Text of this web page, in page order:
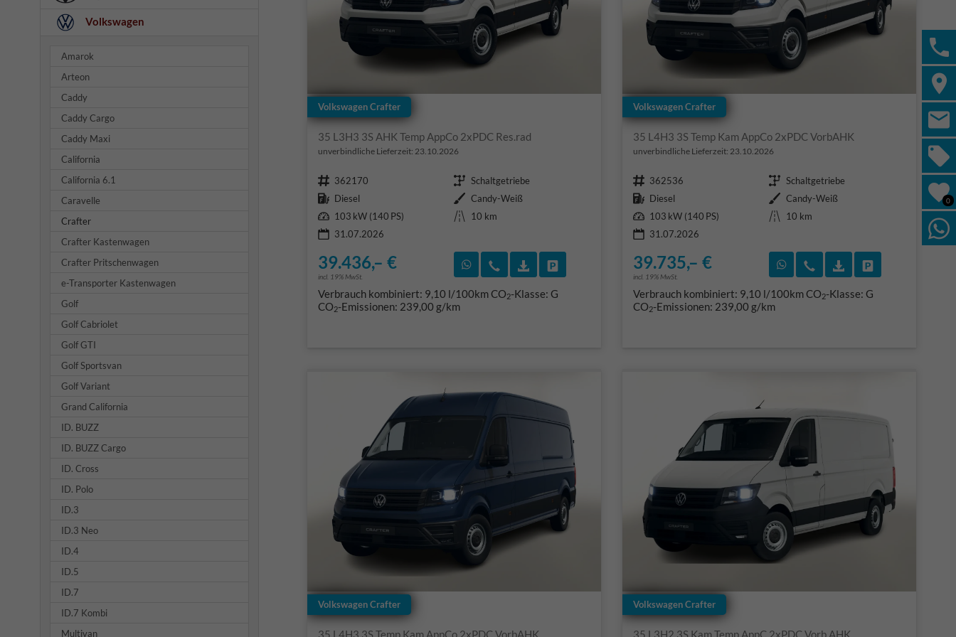
Volkswagen Crafter
35 L3H3 3S AHK Temp AppCo 2xPDC Res.rad
unverbindliche Lieferzeit: 23.10.2026
Fahrzeugnr. 362170 Getriebe Schaltgetriebe
Kraftstoff Diesel Außenfarbe Candy-Weiß
Leistung 103 kW (140 PS) Kilometerstand
10 km
31.07.2026
39.436,– €
incl. 19% MwSt.
Rückruf vereinbaren
Wir rufen Sie an
Fahrzeugexposé (PDF)
Fahrzeug parken
Verbrauch kombiniert: 9,10 l/100kmCO2-Klasse: G
CO2-Emissionen: 239,00 g/km
Volkswagen Crafter
35 L4H3 3S Temp Kam AppCo 2xPDC VorbAHK
unverbindliche Lieferzeit: 23.10.2026
Fahrzeugnr. 362536 Getriebe Schaltgetriebe
Kraftstoff Diesel Außenfarbe Candy-Weiß
Leistung 103 kW (140 PS) Kilometerstand
10 km
31.07.2026
39.735,– €
incl. 19% MwSt.
Rückruf vereinbaren
Wir rufen Sie an
Fahrzeugexposé
Verbrauch kombiniert: 9,10 l/100kmCO2-Klasse: G
CO2-Emissionen: 239,00 g/km
Volkswagen Crafter
35 L4H3 3S Temp Kam AppCo 2xPDC VorbAHK
Volkswagen Crafter
35 L3H2 3S Kam Temp AppC 2xPDC Vorb.AHK
Volkswagen
Amarok
Arteon
Caddy
Caddy Cargo
Caddy Maxi
California
California 6.1
Caravelle
Crafter
Crafter Kastenwagen
Crafter Pritschenwagen
e-Transporter Kastenwagen
Golf
Golf Cabriolet
Golf GTI
Golf Sportsvan
Golf Variant
Grand California
ID. BUZZ
ID. BUZZ Cargo
ID. Cross
ID. Polo
ID.3
ID.3 Neo
ID.4
ID.5
ID.7
ID.7 Kombi
Multivan
0